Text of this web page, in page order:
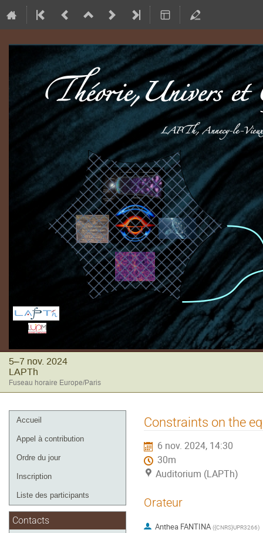
5–7 nov. 2024
LAPTh
Fuseau horaire Europe/Paris
Menu
de
Accueil
Appel à contribution
Ordre du jour
Inscription
Liste des participants
Contacts
Constraints on the
6 nov. 2024, 14:30
30m
Auditorium (LAPTh)
Orateur
Anthea FANTINA ({CNRS}UPR3266)